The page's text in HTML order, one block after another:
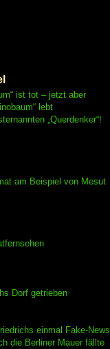
ist tot – jetzt aber
lebt
„Querdenker“!
am Beispiel von Mesut
Dorf getrieben
einmal Fake-News
die Berliner Mauer fällte